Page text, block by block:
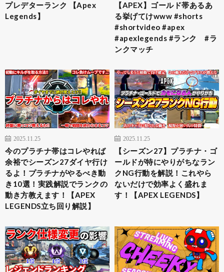
プレデターランク 【Apex
Legends】
【APEX】ゴールド帯あるあ
る挙げてけwww #shorts
#shortvideo #apex
#apexlegends #ランク #ラ
ンクマッチ
2025.11.25
今のプラチナ帯はコレやれば
余裕でシーズン27ダイヤ行け
るよ！プラチナがやるべき動
き10選！実践解説でランクの
動き方教えます！【APEX
LEGENDS立ち回り解説】
2025.11.25
【シーズン27】プラチナ・ゴ
ールドが特にやりがちなラン
クNG行動を解説！これやら
ないだけで効率よく盛れま
す！【APEX LEGENDS】